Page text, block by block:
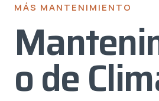
MÁS MANTENIMIENTO
o de